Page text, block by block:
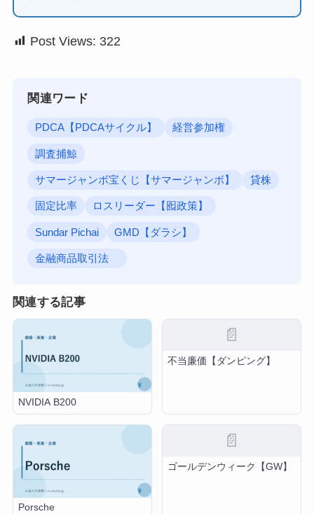
Post Views: 322
関連ワード
PDCA【PDCAサイクル】 経営参加権
調査捕鯨
サマージャンボ宝くじ【サマージャンボ】 貸株
固定比率 ロスリーダー【囮政策】
Sundar Pichai GMD【ダラシ】
金融商品取引法
関連する記事
NVIDIA B200
📄
不当廉価【ダンピング】
Porsche
📄
ゴールデンウィーク【GW】